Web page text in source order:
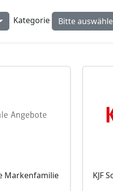
Kategorie Bitte
Markenfamilie KJF